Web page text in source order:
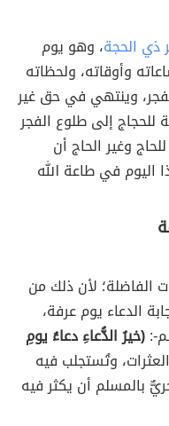
ذي الحجة، وهو يوم
وأوقاته، ولحظاته
وينتهي في حق غير
للحجاج إلى طلوع الفجر
وغير الحاج أن
اليوم في طاعة الله
الفاضلة؛ لأن ذلك من
الدعاء يوم عرفة،
:
(خيرُ الدُّعاءِ دعاءُ يومِ
وتُستجلب فيه
بالمسلم أن يكثر فيه